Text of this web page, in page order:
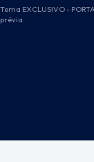
Tema EXCLUSIVO -
prévia.